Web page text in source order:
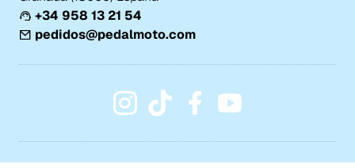
+34 958 13 21 54
pedidos@pedalmoto.com